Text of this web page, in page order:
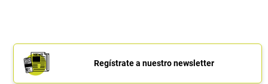
Regístrate a nuestro newsletter